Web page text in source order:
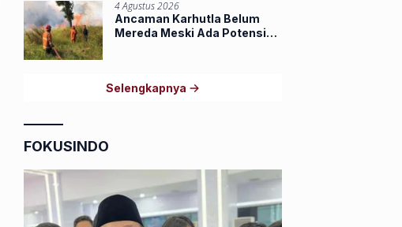
4 Agustus 2026
Ancaman Karhutla Belum
Mereda Meski Ada Potensi
Selengkapnya
FOKUSINDO